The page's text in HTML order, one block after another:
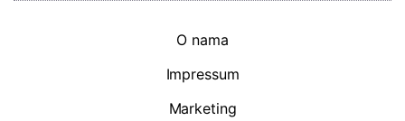
O nama
Impressum
Marketing